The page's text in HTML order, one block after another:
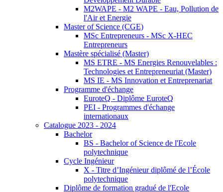
M2WAPE - M2 WAPE - Eau, Pollution de
l'Air et Energie
Master of Science (CGE)
MSc Entrepreneurs - MSc X-HEC
Entrepreneurs
Mastère spécialisé (Master)
MS ETRE - MS Energies Renouvelables :
Technologies et Entrepreneuriat (Master)
MS IE - MS Innovation et Entreprenariat
Programme d'échange
EuroteQ - Diplôme EuroteQ
PEI - Programmes d'échange
internationaux
Catalogue 2023 - 2024
Bachelor
BS - Bachelor of Science de l'Ecole
polytechnique
Cycle Ingénieur
X - Titre d’Ingénieur diplômé de l’École
polytechnique
Diplôme de formation gradué de l'Ecole